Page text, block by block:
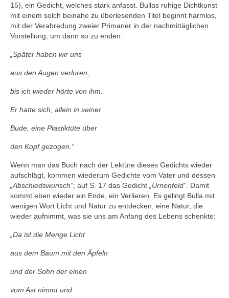
15), ein Gedicht, welches stark anfasst. Bullas ruhige Dichtkunst
mit einem solch beinahe zu überlesenden Titel beginnt harmlos,
mit der Verabredung zweier Primaner in der nachmittäglichen
Vorstellung, um dann so zu enden:
„Später haben wir uns
aus den Augen verloren,
bis ich wieder hörte von ihm.
Er hatte sich, allein in seiner
Bude, eine Plastiktüte über
den Kopf gezogen.“
Wenn man das Buch nach der Lektüre dieses Gedichts wieder
aufschlägt, kommen wiederum Gedichte vom Vater und dessen
„Abschiedswunsch“; auf S. 17 das Gedicht „Urnenfeld“. Damit
kommt eben wieder ein Ende, ein Verlieren. Es gelingt Bulla mit
wenigen Wort Licht und Natur zu entdecken, eine Natur, die
wieder aufnimmt, was sie uns am Anfang des Lebens schenkte:
„Da ist die Menge Licht
aus dem Baum mit den Äpfeln
und der Sohn der einen
vom Ast nimmt und